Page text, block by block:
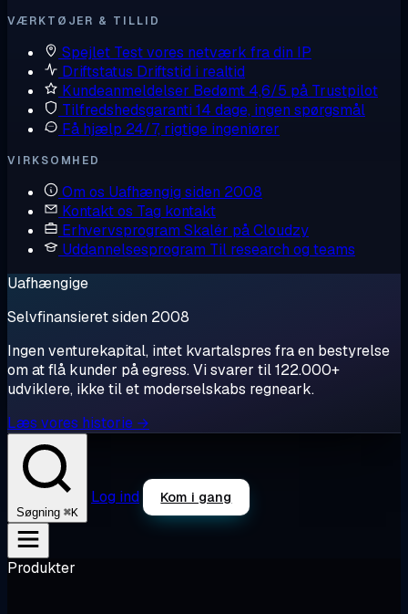
VÆRKTØJER & TILLID
Spejlet Test vores netværk fra din IP
Driftstatus Driftstid i realtid
Kundeanmeldelser Bedømt 4,6/5 på Trustpilot
Tilfredshedsgaranti 14 dage, ingen spørgsmål
Få hjælp 24/7, rigtige ingeniører
VIRKSOMHED
Om os Uafhængig siden 2008
Kontakt os Tag kontakt
Erhvervsprogram Skalér på Cloudzy
Uddannelsesprogram Til research og teams
Uafhængige
Selvfinansieret siden 2008
Ingen venturekapital, intet kvartalspres fra en bestyrelse
om at flå kunder på egress. Vi svarer til 122.000+
udviklere, ikke til et moderselskabs regneark.
Læs vores historie →
Søgning ⌘K
Log ind Kom i gang
Produkter